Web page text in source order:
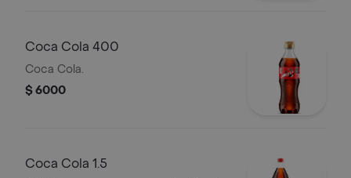
Coca Cola 400
Coca Cola.
$ 6000
Coca Cola 1.5